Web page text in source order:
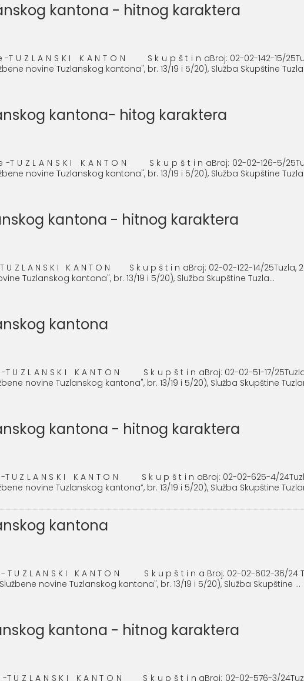
kantona - hitnog karaktera
U Z L A N S K I K A N T O N S k u p š t i n aBroj: 02-02-142-15/
novine Tuzlanskog kantona", br. 13/19 i 5/20), Služba Skupštine
kantona- hitog karaktera
U Z L A N S K I K A N T O N S k u p š t i n aBroj: 02-02-126-5/
novine Tuzlanskog kantona", br. 13/19 i 5/20), Služba Skupštine
kantona - hitnog karaktera
L A N S K I K A N T O N S k u p š t i n aBroj: 02-02-122-14/25Tuzla,
Tuzlanskog kantona", br. 13/19 i 5/20), Služba Skupštine Tuzla...
kantona
Z L A N S K I K A N T O N S k u p š t i n aBroj: 02-02-51-17/
novine Tuzlanskog kantona", br. 13/19 i 5/20), Služba Skupštine
kantona - hitnog karaktera
Z L A N S K I K A N T O N S k u p š t i n aBroj: 02-02-625-4/
novine Tuzlanskog kantona”, br. 13/19 i 5/20), Služba Skupštine
kantona
U Z L A N S K I K A N T O N S k u p š t i n a Broj: 02-02-602-36/24
novine Tuzlanskog kantona", br. 13/19 i 5/20), Služba Skupštine ...
kantona - hitnog karaktera
Z L A N S K I K A N T O N S k u p š t i n aBroj: 02-02-576-3/